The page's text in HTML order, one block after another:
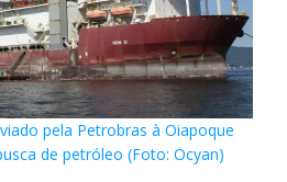
pela Petrobras à Oiapoque
de petróleo (Foto: Ocyan)